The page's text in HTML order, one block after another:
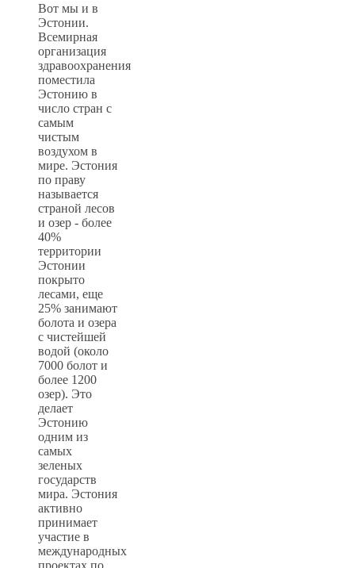
Вот мы и в
Эстонии.
Всемирная
организация
здравоохранения
поместила
Эстонию в
число стран с
самым
чистым
воздухом в
мире. Эстония
по праву
называется
страной лесов
и озер - более
40%
территории
Эстонии
покрыто
лесами, еще
25% занимают
болота и озера
с чистейшей
водой (около
7000 болот и
более 1200
озер). Это
делает
Эстонию
одним из
самых
зеленых
государств
мира. Эстония
активно
принимает
участие в
международных
проектах по